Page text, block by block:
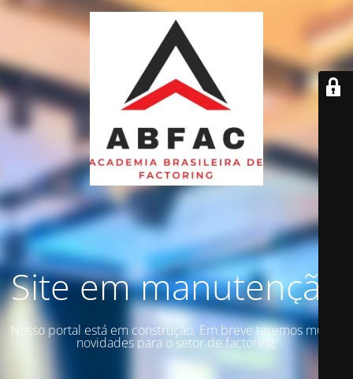
Site em manutenção
Nosso portal está em construção. Em breve teremos muitas
novidades para o setor de factoring.